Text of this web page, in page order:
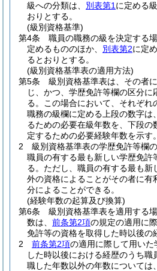
級への分類は、 別表第1 に定める
おりとする。
(級別資格基準)
第4条
職員の職務の級を決定する
定めるもののほか、 別表第2に定
るとおりとする。
(級別資格基準表の適用方法)
第5条
級別資格基準表は、その者
じ、かつ、学歴免許等欄の区分に
る。
この場合において、それぞれ
職務の級欄に定める上段の数字は
るための必要在級年数を、下段の
定するための必要経験年数を示す。
2
級別資格基準表の学歴免許等欄
職員の有する最も新しい学歴免許
る。 ただし、職員の有する最も新
外の資格によることがその者に有
分によることができる。
(経験年数の起算及び換算)
第6条
級別資格基準表を適用する
数は、 前条第2項の規定の適用に
免許等の資格を取得した時以後の
2
前条第2項の適用に際して用い
した時以後における経歴のうち
職した年数以外の年数については